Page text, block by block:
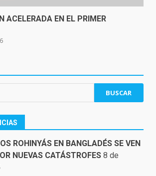
ACELERADA EN EL PRIMER
ROHINYÁS EN BANGLADÉS SE VEN
NUEVAS CATÁSTROFES 8 de